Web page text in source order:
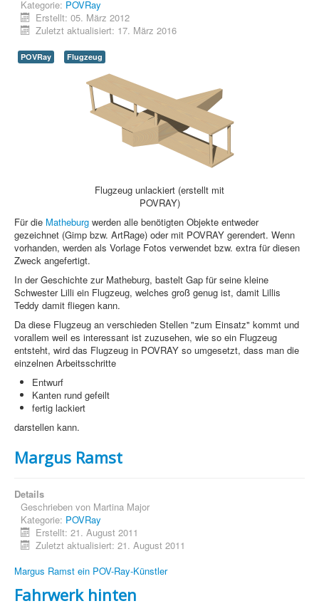
Webdesign
Webdesign
CMS
Grafik
JavaScript
Sicherheit
Home
PovRay
PHP
Webdesign
Grafik
JavaScript
Sicherheit
Figuren - Boernie und Freunde +
Kategorie: POVRay
Erstellt: 05. März 2012
Zuletzt aktualisiert: 17. März 2016
POVRay Flugzeug
Flugzeug unlackiert (erstellt mit
POVRAY)
Für die Matheburg werden alle benötigten Objekte entweder
gezeichnet (Gimp bzw. ArtRage) oder mit POVRAY gerendert. Wenn
vorhanden, werden als Vorlage Fotos verwendet bzw. extra für diesen
Zweck angefertigt.
In der Geschichte zur Matheburg, bastelt Gap für seine kleine
Schwester Lilli ein Flugzeug, welches groß genug ist, damit Lillis
Teddy damit fliegen kann.
Da diese Flugzeug an verschieden Stellen "zum Einsatz" kommt und
vorallem weil es interessant ist zuzusehen, wie so ein Flugzeug
entsteht, wird das Flugzeug in POVRAY so umgesetzt, dass man die
einzelnen Arbeitsschritte
Entwurf
Kanten rund gefeilt
fertig lackiert
darstellen kann.
Margus Ramst
Details
Geschrieben von Martina Major
Kategorie: POVRay
Erstellt: 21. August 2011
Zuletzt aktualisiert: 21. August 2011
Margus Ramst ein POV-Ray-Künstler
Fahrwerk hinten